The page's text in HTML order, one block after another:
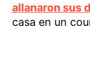
allanaron sus
casa en un